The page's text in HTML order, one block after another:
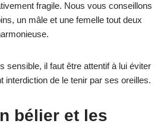
fragile. Nous vous conseillons
un mâle et une femelle tout deux
sensible, il faut être attentif à lui éviter
interdiction de le tenir par ses oreilles.
bélier et les